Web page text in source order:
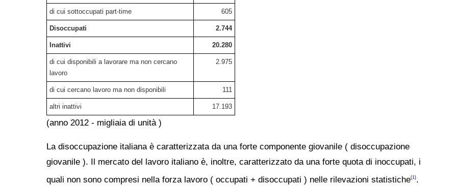
di cui sottoccupati part-time 605
Disoccupati 2.744
Inattivi 20.280
di cui disponibili a lavorare ma non cercano
lavoro
2.975
di cui cercano lavoro ma non disponibili 111
altri inattivi 17.193
(anno 2012 - migliaia di unità )
La disoccupazione italiana è caratterizzata da una forte componente giovanile ( disoccupazione
giovanile ). Il mercato del lavoro italiano è, inoltre, caratterizzato da una forte quota di inoccupati, i
quali non sono compresi nella forza lavoro ( occupati + disoccupati ) nelle rilevazioni statistiche(1).